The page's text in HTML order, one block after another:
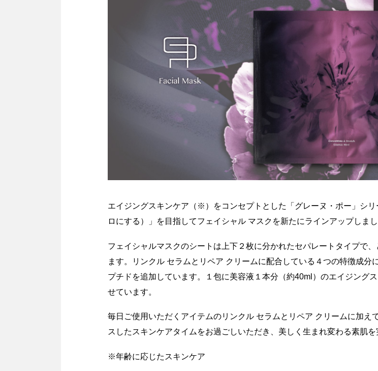
エイジングスキンケア（※）をコンセプトとした「グレーヌ・ポー」シ
ロにする）」を目指してフェイシャル マスクを新たにラインアップしまし
フェイシャルマスクのシートは上下２枚に分かれたセパレートタイプで
ます。リンクル セラムとリペア クリームに配合している４つの特徴成
プチドを追加しています。１包に美容液１本分（約40ml）のエイジング
せています。
毎日ご使用いただくアイテムのリンクル セラムとリペア クリームに加え
スしたスキンケアタイムをお過ごしいただき、美しく生まれ変わる素肌を
※年齢に応じたスキンケア